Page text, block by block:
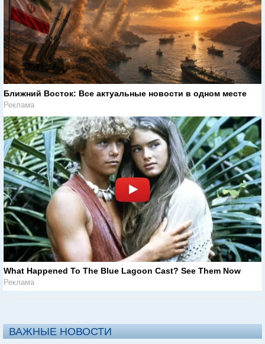
Ближний Восток: Все актуальные новости в одном месте
Реклама
What Happened To The Blue Lagoon Cast? See Them Now
Реклама
ВАЖНЫЕ НОВОСТИ